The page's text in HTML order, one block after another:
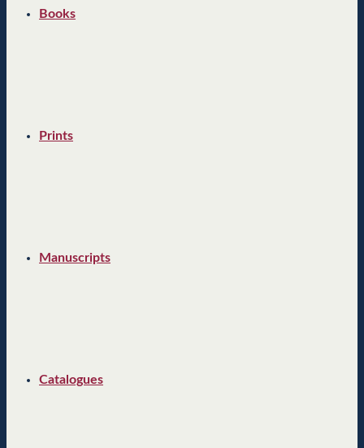
Books
Prints
Manuscripts
Catalogues